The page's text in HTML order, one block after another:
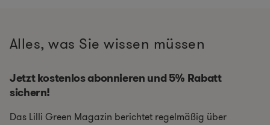
Alles, was Sie wissen müssen
Jetzt kostenlos abonnieren und 5% Rabatt
sichern!
Das Lilli Green Magazin berichtet regelmäßig über